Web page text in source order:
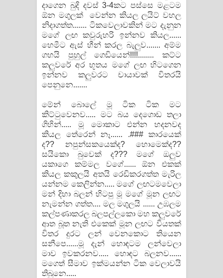
දාගෙන බුදි දවස් 3-4කට පස්සෙ මළටම
ඕන මගුලක් වෙන්න කියල ලයිට් වහල
නිදාගත්ත....... ටිකවෙලාවකින් මට දැනුන
මගේ ලඟ කවුරුහරි ඉන්නව කියල......
හෙමීට ඇස් හීන් කරල බැලුව....... අම්ම
ගහයි පුහුල් ගෙඩියෙන්!!!!........ කට්ට
කලුවරේ අර භූතය මගේ ලඟ හිටගෙන
ඉන්නව කලුවරට චායාවක් විතරයි
පෙනුනෙ.......
මේන් බොලේ මූ ටික ටික මට
කිට්ටුවෙනව..... මට බය දෙගොඩ තලා
ගිහින්..... මූ මොකාට එන්න හදනවද
කියල තේරෙන් නෑ...... .### කාරයෙක්
ද?? නපුන්සකයෙක්ද? හොමෙක්ද??
සයිකො බුවෙක් ද??? මගේ ඔලුව
යකාගෙ කම්මල වගේ...... ඕන එකක්
කියල කකුලයි අතයි රෙඩිකරගත්ත මැරිල
යන්නම කෙලින්න..... මගේ ලඟටමවෙලා
මන් දිහා බලන් හිටපු මූ මගේ මූන ලඟට
නැමන්න ගත්ත.... මල මගුලයි ...... උඹලම
කල්පණාකරල බලපල්ලකො මහ කලුවරේ
ආත බූත නැති එකෙක් මූන ලඟට වියතක්
විතර දුරට ලන් වෙනකොට තියෙන
සනීපෙ......මූ දැන් හොඳටම ලන්වෙලා
මාව ඉවකරනව..... හොඳට බලනව......
මගෙත් සීමාව ඉක්මයන්න ටික වෙලාවයි
තිබුනෙ.....